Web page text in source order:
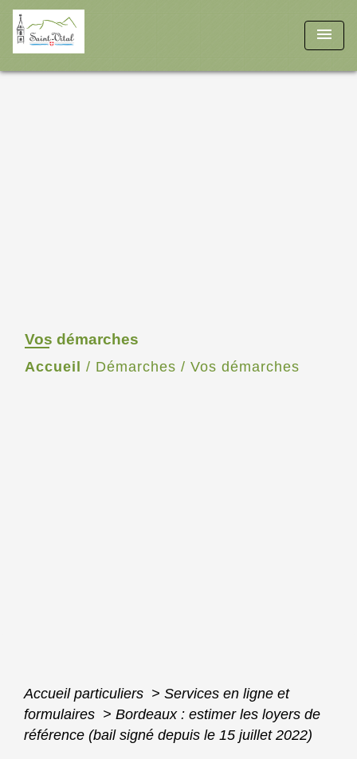
menu
Vos démarches
Accueil / Démarches / Vos démarches
Accueil particuliers > Services en ligne et
formulaires > Bordeaux : estimer les loyers de
référence (bail signé depuis le 15 juillet 2022)